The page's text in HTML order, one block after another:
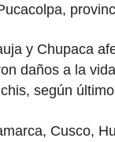
y Chupaca
daños a la
según
Cusco,